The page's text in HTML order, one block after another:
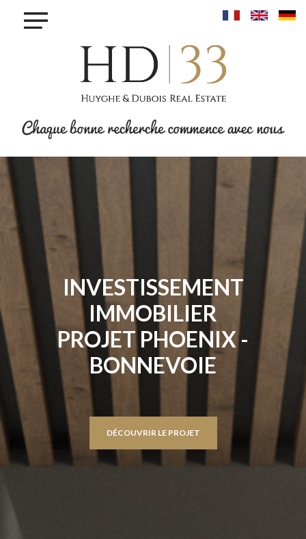
×
INVESTIR
PROJET KROUN - MAMER
RESIDENCE IRIS - BETTANGE SUR MESS
PROJET PHOENIX - BONNEVOIE
PROJET VAUBAN LUXEMBOURG-PFAFFENTHALL
BLOG
CONTACT
INVESTISSEMENT
IMMOBILIER
PROJET PHOENIX -
BONNEVOIE
DÉCOUVRIR LE PROJET